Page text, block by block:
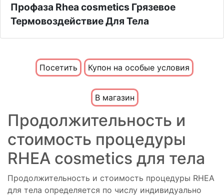
Профаза Rhea cosmetics Грязевое
Термовоздействие Для Тела
Посетить Купон на особые условия
В магазин
Продолжительность и
стоимость процедуры
RHEA cosmetics для тела
Продолжительность и стоимость процедуры RHEA
для тела определяется по числу индивидуально